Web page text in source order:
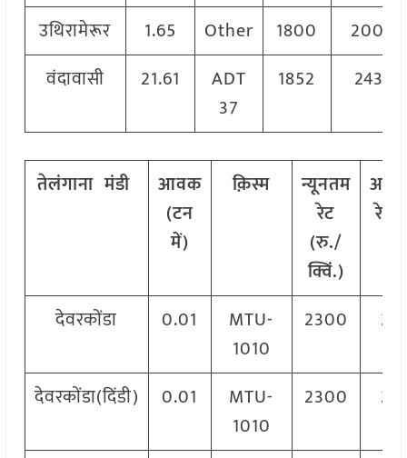
उथिरामेरूर
1.65 Other 1800
2000
वंदावासी
21.61
ADT
37
1852 2436
तेलंगाना मंडी
आवक
(टन
में)
क़िस्म
न्यूनतम
रेट
(रु./
क्विं.)
रेट
देवरकोंडा 0.01
MTU-
1010
2300
देवरकोंडा(दिंडी) 0.01
MTU-
1010
2300